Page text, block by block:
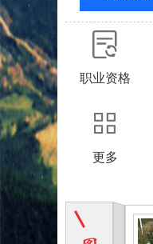
职业资格
更多